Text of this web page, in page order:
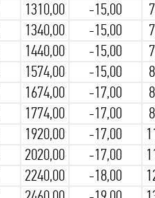
1310,00 -15,00
1340,00 -15,00
1440,00 -15,00
1574,00 -15,00
1674,00 -17,00
1774,00 -17,00
1920,00 -17,00
2020,00 -17,00
2240,00 -18,00